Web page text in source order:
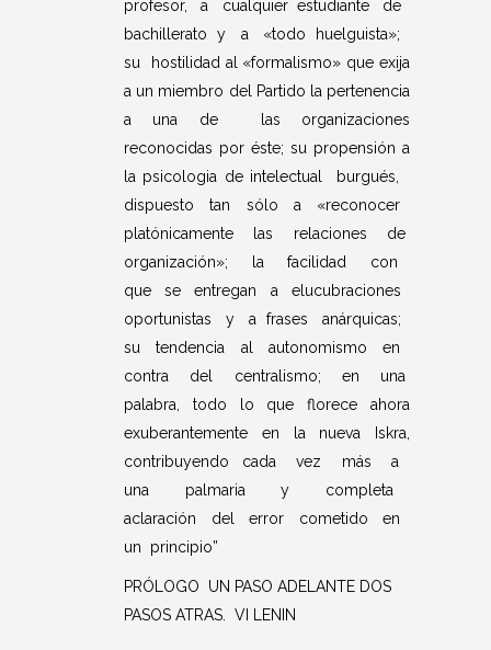
profesor, a cualquier estudiante de
bachillerato y a «todo huelguista»;
su hostilidad al «formalismo» que exija
a un miembro del Partido la pertenencia
a una de las organizaciones
reconocidas por éste; su propensión a
la psicologia de intelectual burgués,
dispuesto tan sólo a «reconocer
platónicamente las relaciones de
organización»; la facilidad con
que se entregan a elucubraciones
oportunistas y a frases anárquicas;
su tendencia al autonomismo en
contra del centralismo; en una
palabra, todo lo que florece ahora
exuberantemente en la nueva Iskra,
contribuyendo cada vez más a
una palmaria y completa
aclaración del error cometido en
un principio”
PRÓLOGO UN PASO ADELANTE DOS
PASOS ATRAS. VI LENIN